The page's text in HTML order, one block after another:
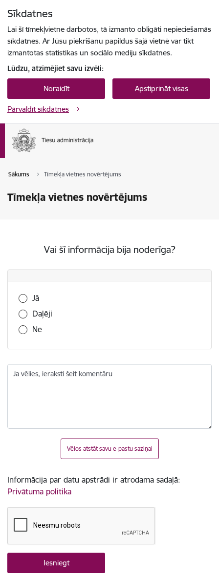
Sīkdatnes
Lai šī tīmekļvietne darbotos, tā izmanto obligāti nepieciešamās
sīkdatnes. Ar Jūsu piekrišanu papildus šajā vietnē var tikt
izmantotas statistikas un sociālo mediju sīkdatnes.
Lūdzu, atzīmējiet savu izvēli:
Noraidīt Apstiprināt visas
Pārvaldīt sīkdatnes
Sākums Tīmekļa vietnes novērtējums
Tīmekļa vietnes novērtējums
Vai šī informācija bija noderīga?
Vai šī informācija bija noderīga?
Jā
Daļēji
Nē
Ja vēlies, ieraksti šeit komentāru
Vēlos atstāt savu e-pastu saziņai
Informācija par datu apstrādi ir atrodama sadaļā:
Privātuma politika